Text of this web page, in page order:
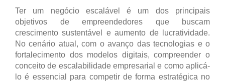
Ter um negócio escalável é um dos principais
objetivos de empreendedores que buscam
crescimento sustentável e aumento de lucratividade.
No cenário atual, com o avanço das tecnologias e o
fortalecimento dos modelos digitais, compreender o
conceito de escalabilidade empresarial e como aplicá-
lo é essencial para competir de forma estratégica no